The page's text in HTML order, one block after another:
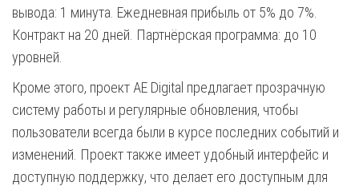
вывода: 1 минута. Ежедневная прибыль от 5% до 7%.
Контракт на 20 дней. Партнёрская программа: до 10
уровней.
Кроме этого, проект AE Digital предлагает прозрачную
систему работы и регулярные обновления, чтобы
пользователи всегда были в курсе последних событий и
изменений. Проект также имеет удобный интерфейс и
доступную поддержку, что делает его доступным для